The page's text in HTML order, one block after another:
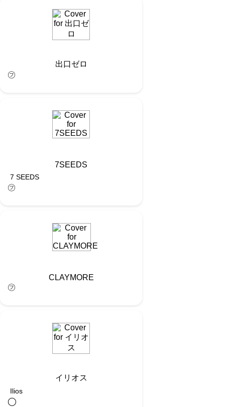
出口ゼロ
㋫
7SEEDS
7 SEEDS
㋫
CLAYMORE
㋫
イリオス
Ilios
◯︎